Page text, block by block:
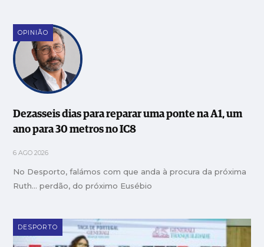
OPINIÃO
Dezasseis dias para reparar uma ponte na A1, um
ano para 30 metros no IC8
6 AGO 2026
No Desporto, falámos com que anda à procura da próxima
Ruth… perdão, do próximo Eusébio
DESPORTO